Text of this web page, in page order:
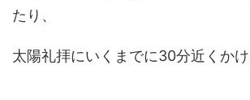
たり、
太陽礼拝にいくまでに30分近くかけ